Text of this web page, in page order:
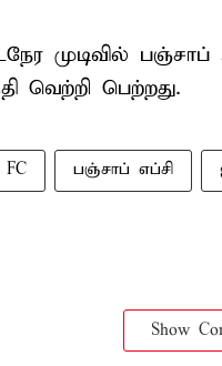
முடிவில்
வெற்றி பெற்றது.
FC பஞ்சாப் எப்சி
Show